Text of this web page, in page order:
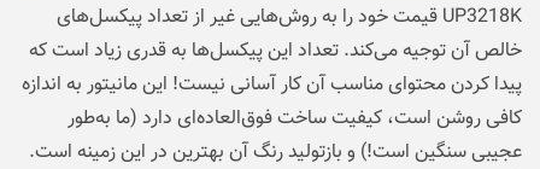
UP3218K قیمت خود را به روش‌هایی غیر از تعداد پیکسل‌های
خالص آن توجیه می‌کند. تعداد این پیکسل‌ها به قدری زیاد است که
پیدا کردن محتوای مناسب آن کار آسانی نیست! این مانیتور به اندازه
کافی روشن است، کیفیت ساخت فوق‌العاده‌ای دارد (ما به‌طور
عجیبی سنگین است!) و بازتولید رنگ آن بهترین در این زمینه است.